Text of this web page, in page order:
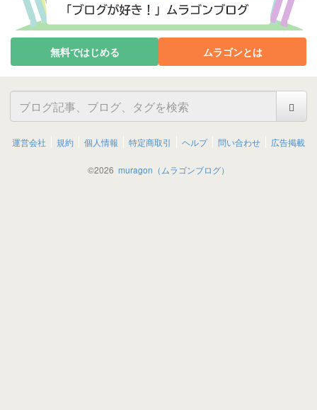
無料ではじめる ムラゴンとは
運営会社 規約 個人情報 特定商取引 ヘルプ 問い合わせ 広告掲載
©2026 muragon（ムラゴンブログ）